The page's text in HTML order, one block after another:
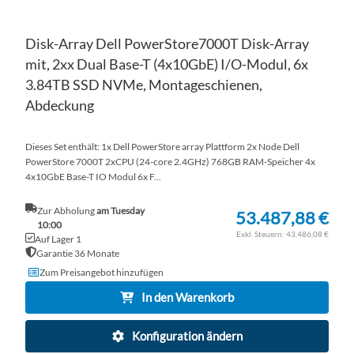
Disk-Array Dell PowerStore7000T Disk-Array
mit, 2xx Dual Base-T (4x10GbE) I/O-Modul, 6x
3.84TB SSD NVMe, Montageschienen,
Abdeckung
Dieses Set enthält: 1x Dell PowerStore array Plattform 2x Node Dell
PowerStore 7000T 2xCPU (24-core 2.4GHz) 768GB RAM-Speicher 4x
4x10GbE Base-T IO Modul 6x F...
Zur Abholungam Tuesday
10:00
Auf Lager 1
Garantie 36 Monate
53.487,88 €
43.486,08 €
Zum Preisangebot hinzufügen
In den Warenkorb
Konfiguration ändern